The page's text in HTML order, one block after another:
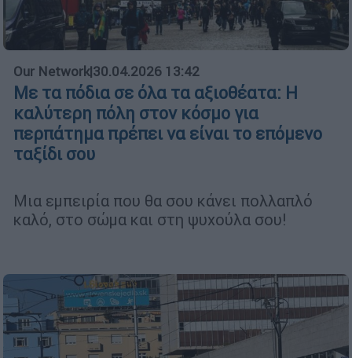
Our Network|30.04.2026 13:42
Με τα πόδια σε όλα τα αξιοθέατα: Η
καλύτερη πόλη στον κόσμο για
περπάτημα πρέπει να είναι το επόμενο
ταξίδι σου
Μια εμπειρία που θα σου κάνει πολλαπλό
καλό, στο σώμα και στη ψυχούλα σου!